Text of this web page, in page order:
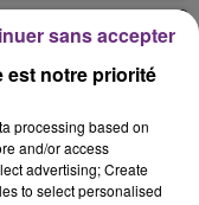
Une situation
qui est toujours
est notre priorité
processing based on
and/or access
advertising; Create
to select personalised
sans accepter